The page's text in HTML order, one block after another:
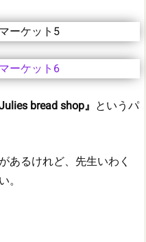
Julies bread shop』 というパ
あるけれど、先生いわく
。